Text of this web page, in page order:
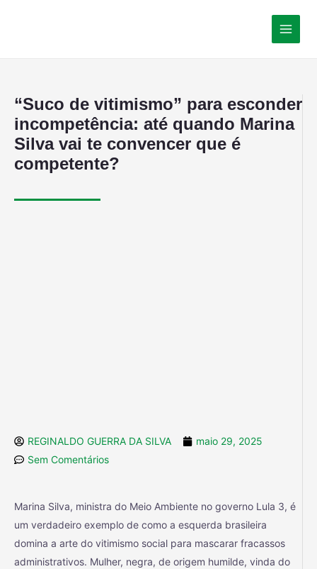
“Suco de vitimismo” para esconder
incompetência: até quando Marina
Silva vai te convencer que é
competente?
REGINALDO GUERRA DA SILVA
maio 29, 2025
Sem Comentários
Marina Silva, ministra do Meio Ambiente no governo Lula 3, é
um verdadeiro exemplo de como a esquerda brasileira
domina a arte do vitimismo social para mascarar fracassos
administrativos. Mulher, negra, de origem humilde, vinda do